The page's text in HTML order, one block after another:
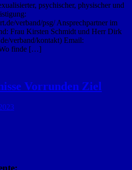
psychischer, physischer und
verband/psg/ Ansprechpartner im
Frau Kirsten Schmidt und Herr Dirk
verband/kontakt) Email:
Wo finde […]
Vorrunden Ziel